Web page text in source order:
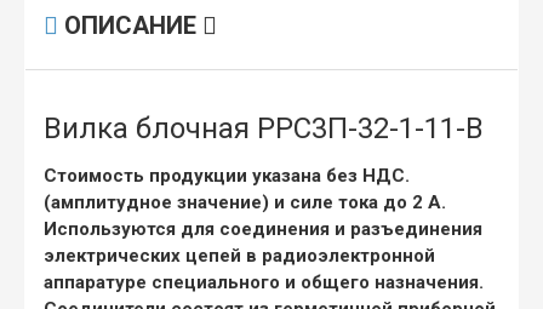
ОПИСАНИЕ
Вилка блочная РРС3П-32-1-11-В
Стоимость продукции указана без НДС.
(амплитудное значение) и силе тока до 2 А.
Используются для соединения и разъединения
электрических цепей в радиоэлектронной
аппаратуре специального и общего назначения.